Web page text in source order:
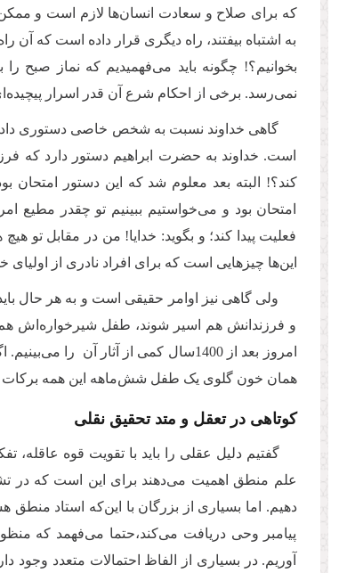
که برای صلاح و سعادت انسان‌ها لازم است و
به اشتباه بیفتند، راه دیگری قرار داده است که
بخوانیم؟! چگونه باید می‌فهمیدیم که نماز صبح
نمی‌رسد. برخی از احکام شرع آن قدر اسرار
گاهی خداوند نسبت به شخص خاصی دستوری داده
است. خداوند به حضرت ابراهیم دستور دارد که
کند؟! البته بعد معلوم شد که این دستور
امتحان بود و می‌خواستیم ببینیم تو چقدر مطیع
فعلیت پیدا کند؛ و بگوید: خدایا! من در مقابل تو
این‌ها چیزهایی است که برای افراد نادری از اولیای
ولی گاهی نیز اوامر حقیقی است و به هر حال باید
و فرزندانش هم اسیر شوند، طفل شیرخواره‌اش هم
امروز بعد از 1400سال کمی از آثار
همان خون گلوی یک طفل شش‌ماهه این همه برکات
کوتاهی در تعقل و متد تحقیق نقلی
گفتیم دلیل عقلی را باید با تقویت قوه عاقله،
علم منطق اهمیت می‌دهند برای این است ‌که در
دهیم. اما بسیاری از بزرگان با این‌که استاد
پیامبر وحی دریافت می‌کند،‌حتما می‌فهمد که
آوریم. در بسیاری از الفاظ احتمالات متعدد